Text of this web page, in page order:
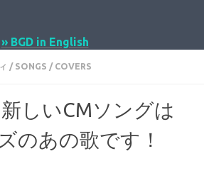
» BGD in English
/ SONGS / COVERS
しいCMソングは
のあの歌です！